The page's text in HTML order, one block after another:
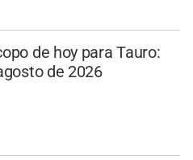
de hoy para Tauro:
de 2026